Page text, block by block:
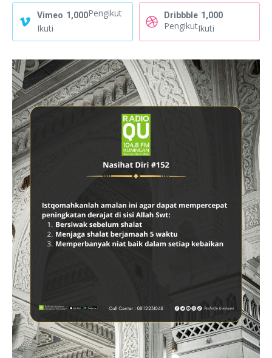
Vimeo 1,000Pengikut
Ikuti
Dribbble 1,000
PengikutIkuti